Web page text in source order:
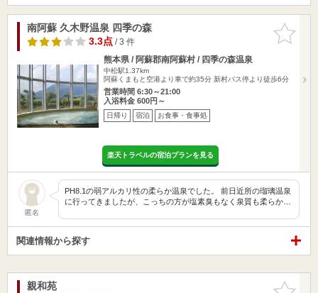
お気に入
りに追加
南阿蘇 久木野温泉 四季の森
3.3点/ 3 件
熊本県 / 阿蘇郡南阿蘇村 / 四季の森温泉
中松駅1.37km
阿蘇くまもと空港より車で約35分 新村バス停より徒歩6分
営業時間 6:30～21:00
入浴料金 600円～
日帰り 宿泊 お食事・食事処
楽天トラベルの宿泊プランを見る
匿名
PH8.1の弱アルカリ性の柔らか温泉でした。 前日近所の瑠璃温泉
に行ってきましたが、こっちの方が塩素臭もなく泉質も柔らか…
関連情報から探す
お気に入
親和苑